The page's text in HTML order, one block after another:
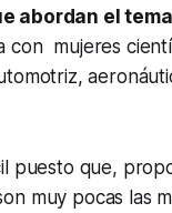
abordan el
con mujeres
puesto que,
muy pocas las